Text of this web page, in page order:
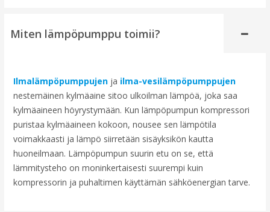
Miten lämpöpumppu toimii?
Ilmalämpöpumppujenja ilma-vesilämpöpumppujen
nestemäinen kylmäaine sitoo ulkoilman lämpöä, joka saa
kylmäaineen höyrystymään. Kun lämpöpumpun kompressori
puristaa kylmäaineen kokoon, nousee sen lämpötila
voimakkaasti ja lämpö siirretään sisäyksikön kautta
huoneilmaan. Lämpöpumpun suurin etu on se, että
lämmitysteho on moninkertaisesti suurempi kuin
kompressorin ja puhaltimen käyttämän sähköenergian tarve.